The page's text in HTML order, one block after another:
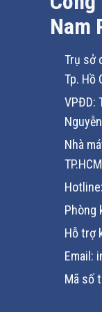
chỉnh
2)
Tiết
PID
Speed
Stall
Zero
Kết quả
24/7 tại
Nam
Trụ sở
Tp. Hồ
VPĐD:
Nhà
TP.HCM
Phòng
Hỗ trợ
Email:
Mã số